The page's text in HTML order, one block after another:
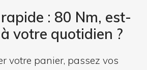
: 80 Nm, est-
votre quotidien ?
votre panier, passez vos